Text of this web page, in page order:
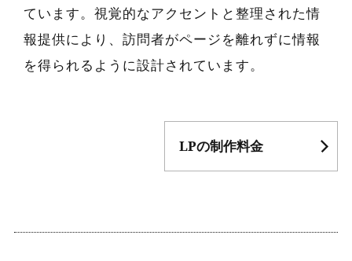
ています。視覚的なアクセントと整理された情
報提供により、訪問者がページを離れずに情報
を得られるように設計されています。
LPの制作料金